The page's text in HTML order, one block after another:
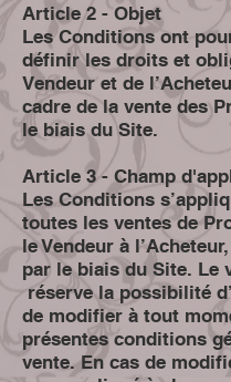
Article 2 - Objet
Les Conditions ont
définir les droits et
Vendeur et de
cadre de la vente des
le biais du Site.
Article 3 - Champ
Les Conditions
toutes les ventes de
le Vendeur à
par le biais du Site. Le
réserve la possibilité
de modifier à tout
présentes conditions
vente. En cas de